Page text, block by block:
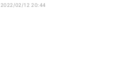
2022/02/12 20:44